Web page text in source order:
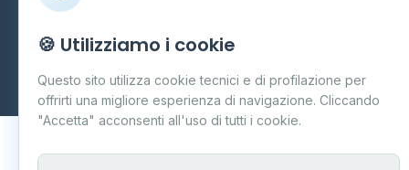
Carpi P.IVA 03859300364
Aggiornamento quotidiano
🍪 Utilizziamo i cookie
Questo sito utilizza cookie tecnici e di profilazione per
offrirti una migliore esperienza di navigazione. Cliccando
"Accetta" acconsenti all'uso di tutti i cookie.